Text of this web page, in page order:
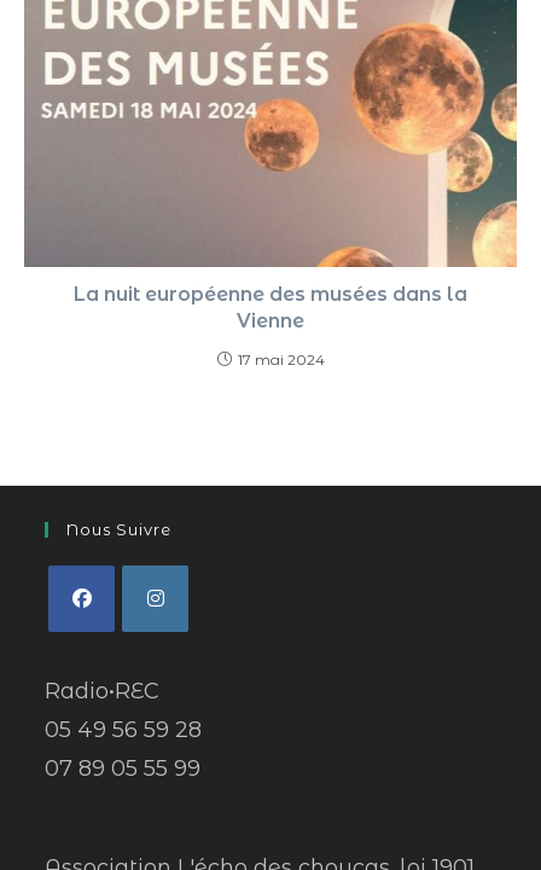
La nuit européenne des musées dans la
Vienne
17 mai 2024
Nous Suivre
Radio•REC
05 49 56 59 28
07 89 05 55 99